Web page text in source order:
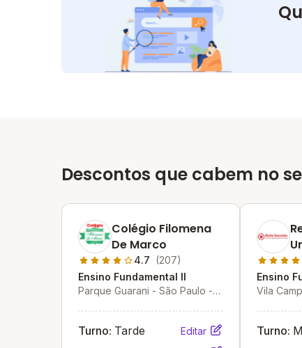
Descontos que cabem no
Colégio Filomena
De Marco
4.7 (207)
Ensino Fundamental II
Parque Guarani - São Paulo -
Turno: Tarde Editar
Ensino
Vila
Turno: